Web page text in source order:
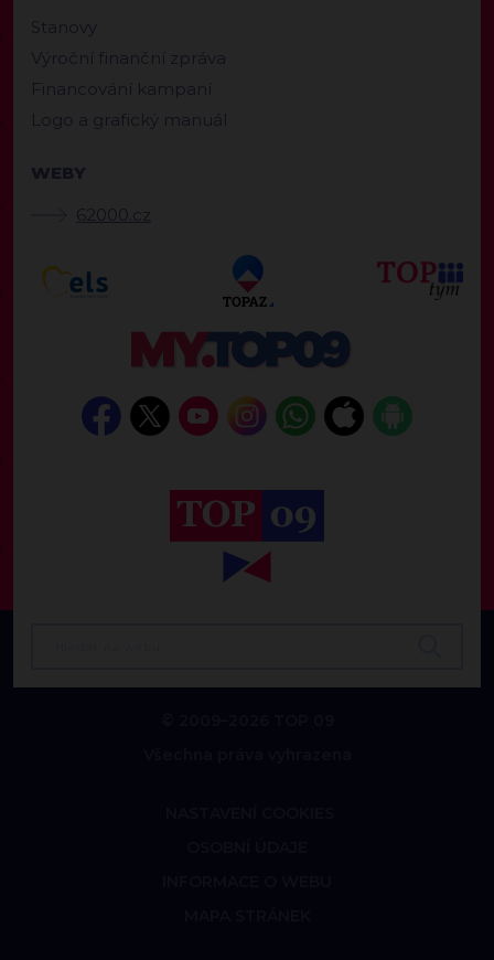
Stanovy
Výroční finanční zpráva
Financování kampaní
Logo a grafický manuál
WEBY
62000.cz